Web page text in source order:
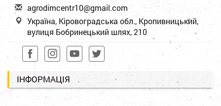
agrodimcentr10@gmail.com
Україна, Кіровоградська обл., Кропивницький,
вулиця Бобринецький шлях, 210
ІНФОРМАЦІЯ